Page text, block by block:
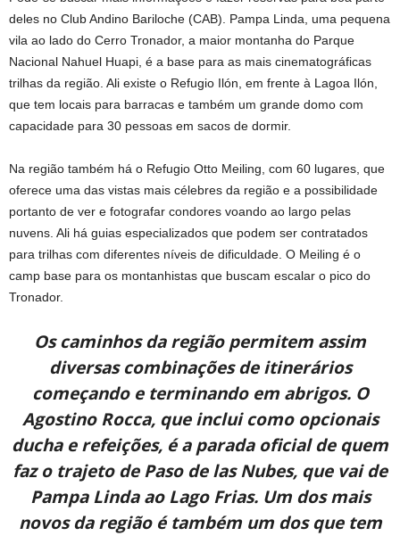
deles no Club Andino Bariloche (CAB). Pampa Linda, uma pequena
vila ao lado do Cerro Tronador, a maior montanha do Parque
Nacional Nahuel Huapi, é a base para as mais cinematográficas
trilhas da região. Ali existe o Refugio Ilón, em frente à Lagoa Ilón,
que tem locais para barracas e também um grande domo com
capacidade para 30 pessoas em sacos de dormir.
Na região também há o Refugio Otto Meiling, com 60 lugares, que
oferece uma das vistas mais célebres da região e a possibilidade
portanto de ver e fotografar condores voando ao largo pelas
nuvens. Ali há guias especializados que podem ser contratados
para trilhas com diferentes níveis de dificuldade. O Meiling é o
camp base para os montanhistas que buscam escalar o pico do
Tronador.
Os caminhos da região permitem assim
diversas combinações de itinerários
começando e terminando em abrigos. O
Agostino Rocca, que inclui como opcionais
ducha e refeições, é a parada oficial de quem
faz o trajeto de Paso de las Nubes, que vai de
Pampa Linda ao Lago Frias. Um dos mais
novos da região é também um dos que tem